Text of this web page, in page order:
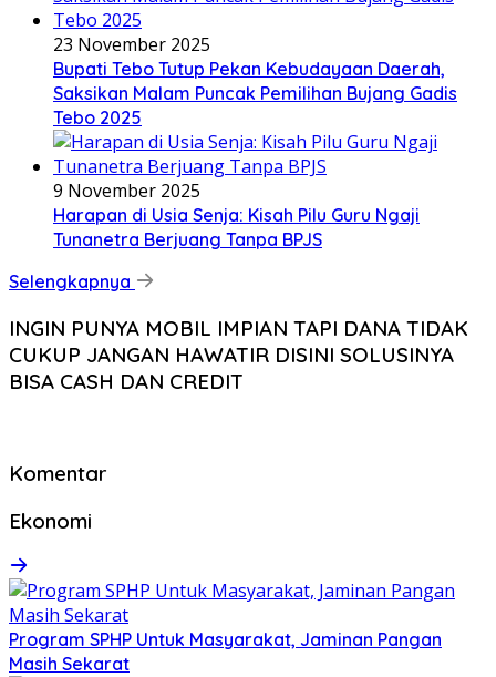
23 November 2025
Bupati Tebo Tutup Pekan Kebudayaan Daerah,
Saksikan Malam Puncak Pemilihan Bujang Gadis
Tebo 2025
9 November 2025
Harapan di Usia Senja: Kisah Pilu Guru Ngaji
Tunanetra Berjuang Tanpa BPJS
Selengkapnya
INGIN PUNYA MOBIL IMPIAN TAPI DANA TIDAK
CUKUP JANGAN HAWATIR DISINI SOLUSINYA
BISA CASH DAN CREDIT
Komentar
Ekonomi
Program SPHP Untuk Masyarakat, Jaminan Pangan
Masih Sekarat